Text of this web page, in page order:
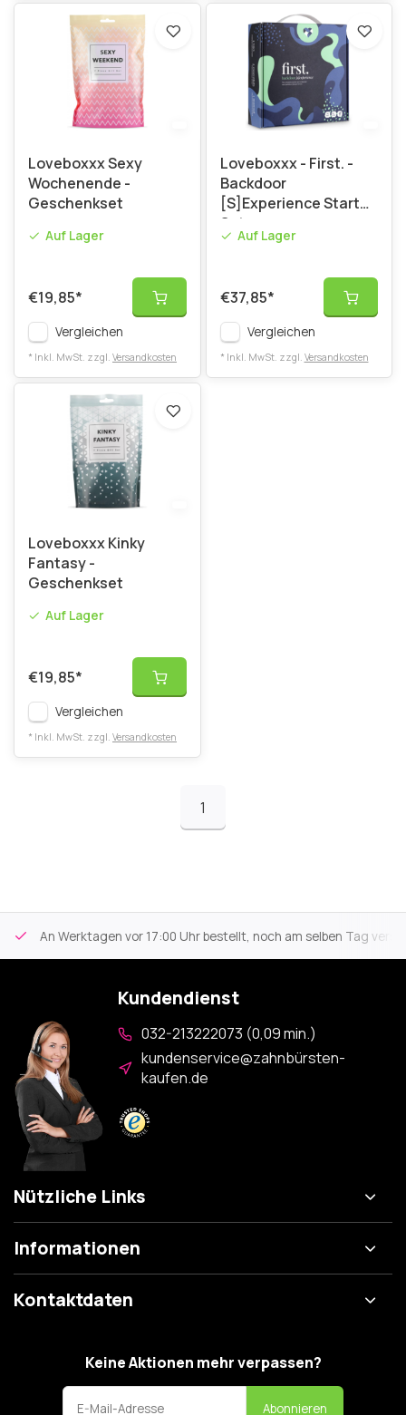
Loveboxxx Sexy
Wochenende -
Geschenkset
Auf Lager
€19,85*
Vergleichen
* Inkl. MwSt. zzgl. Versandkosten
Loveboxxx - First. -
Backdoor
[S]Experience Starter
Set
Auf Lager
€37,85*
Vergleichen
* Inkl. MwSt. zzgl. Versandkosten
Loveboxxx Kinky
Fantasy -
Geschenkset
Auf Lager
€19,85*
Vergleichen
* Inkl. MwSt. zzgl. Versandkosten
1
An Werktagen vor 17:00 Uhr bestellt, noch am selben Tag
Kundendienst
032-213222073 (0,09 min.)
kundenservice@zahnbürsten-
kaufen.de
Nützliche Links
Informationen
Kontaktdaten
Keine Aktionen mehr verpassen?
Abonnieren